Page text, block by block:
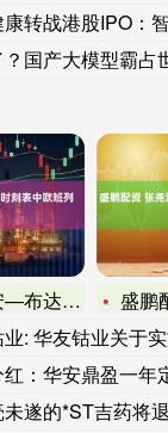
战港股IPO：智能
产大模型霸占世界AI
欧班列顺利发车
盛鹏配资 张
华友钴业关于实施“
华安鼎盈一年定开
的*ST吉药将退市